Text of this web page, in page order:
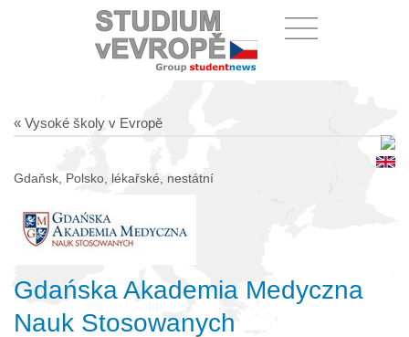
« Vysoké školy v Evropě
Gdaňsk, Polsko, lékařské, nestátní
Gdańska Akademia Medyczna
Nauk Stosowanych